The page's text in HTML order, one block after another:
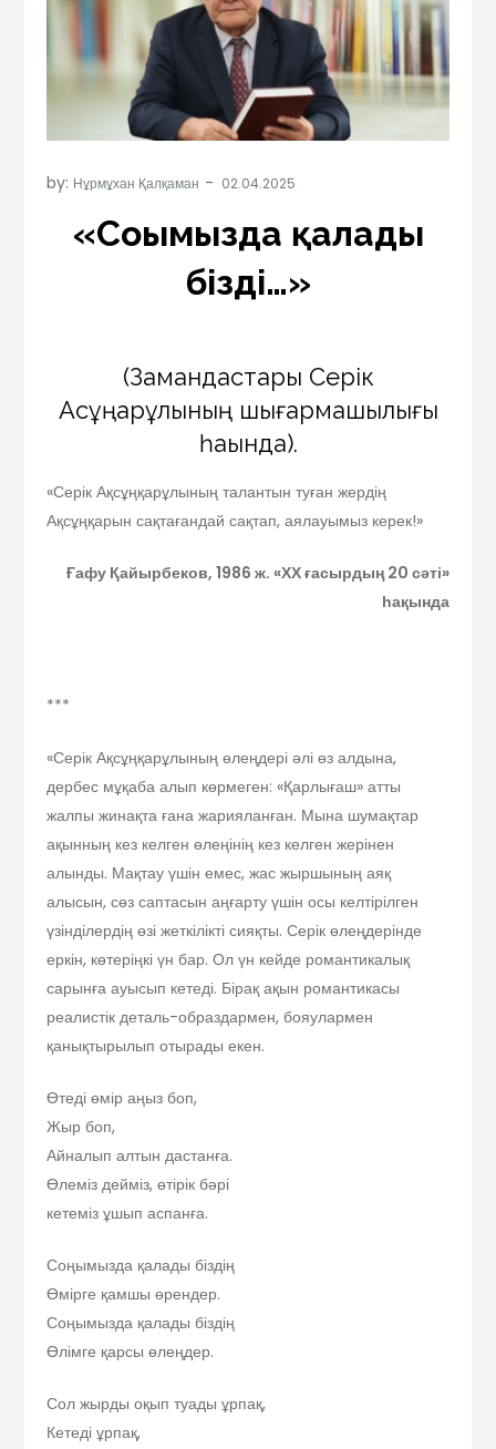
by: Нұрмұхан Қалқаман
«Соңымызда қалады
біздің…»
(Замандастары Серік
Ақсұңқарұлының шығармашылығы
һақында).
«Серік Ақсұңқарұлының талантын туған жердің
Ақсұңқарын сақтағандай сақтап, аялауымыз керек!»
Ғафу Қайырбеков, 1986 ж. «ХХ ғасырдың 20 сәті»
һақында
***
«Серік Ақсұңқарұлының өлеңдері әлі өз алдына,
дербес мұқаба алып көрмеген: «Қарлығаш» атты
жалпы жинақта ғана жарияланған. Мына шумақтар
ақынның кез келген өлеңінің кез келген жерінен
алынды. Мақтау үшін емес, жас жыршының аяқ
алысын, сөз саптасын аңғарту үшін осы келтірілген
үзінділердің өзі жеткілікті сияқты. Серік өлеңдерінде
еркін, көтеріңкі үн бар. Ол үн кейде романтикалық
сарынға ауысып кетеді. Бірақ ақын романтикасы
реалистік деталь-образдармен, бояулармен
қанықтырылып отырады екен.
Өтеді өмір аңыз боп,
Жыр боп,
Айналып алтын дастанға.
Өлеміз дейміз, өтірік бәрі
кетеміз ұшып аспанға.
Соңымызда қалады біздің
Өмірге қамшы өрендер.
Соңымызда қалады біздің
Өлімге қарсы өлеңдер.
Сол жырды оқып туады ұрпақ,
Кетеді ұрпақ,